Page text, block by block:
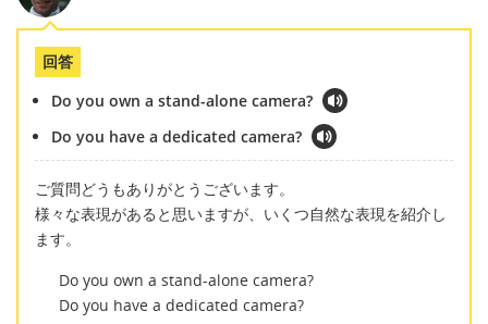
回答
Do you own a stand-alone camera?
Do you have a dedicated camera?
ご質問どうもありがとうございます。
様々な表現があると思いますが、いくつ自然な表現を紹介し
ます。
Do you own a stand-alone camera?
Do you have a dedicated camera?